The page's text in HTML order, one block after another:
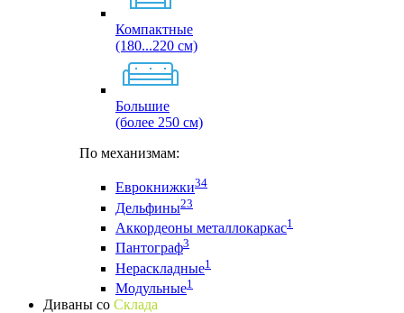
Компактные
(180...220 см)
Большие
(более 250 см)
По механизмам:
Еврокнижки34
Дельфины23
Аккордеоны металлокаркас1
Пантограф3
Нераскладные1
Модульные1
Диваны со Склада